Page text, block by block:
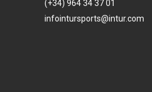
(+34) 964 34 37 01
infointursports@intur.com